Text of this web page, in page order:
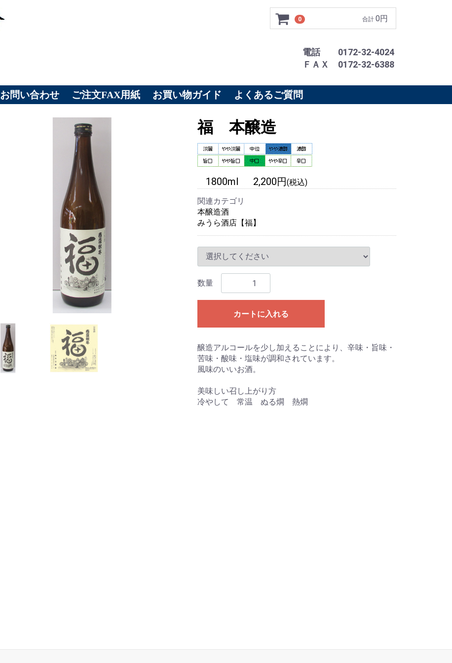
電話 0172-32-4024
ＦＡＸ 0172-32-6388
0 合計 0円
お問い合わせ ご注文FAX用紙 お買い物ガイド よくあるご質問
福 本醸造
1800ml 2,200円(税込)
関連カテゴリ
本醸造酒
みうら酒店【福】
数量
カートに入れる
醸造アルコールを少し加えることにより、辛味・旨味・
苦味・酸味・塩味が調和されています。
風味のいいお酒。
美味しい召し上がり方
冷やして 常温 ぬる燗 熱燗